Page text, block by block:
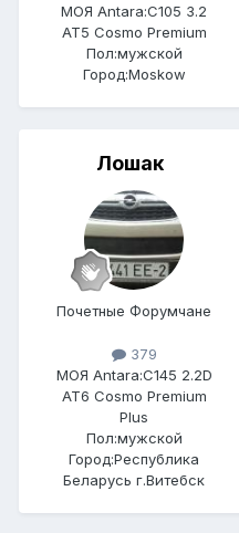
МОЯ Antara:C105 3.2
AT5 Cosmo Premium
Пол:мужской
Город:Moskow
Лошак
Почетные Форумчане
379
МОЯ Antara:C145 2.2D
AT6 Cosmo Premium
Plus
Пол:мужской
Город:Республика
Беларусь г.Витебск